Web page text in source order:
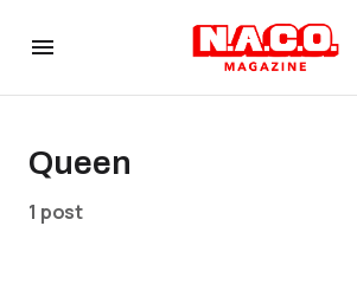
Queen
1 post